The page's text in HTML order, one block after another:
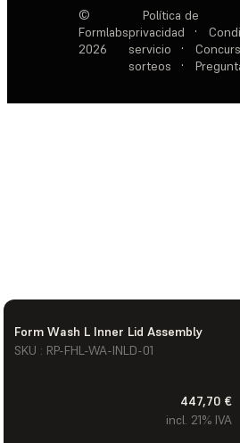
Form Wash L Inner Lid Assembly
SKU : RP-FHL-WA-INLD-01
447,70 €
incl. 21% IVA
©
Formlabs
2026
Política de
privacidad
·
servicio
·
sorteos
·